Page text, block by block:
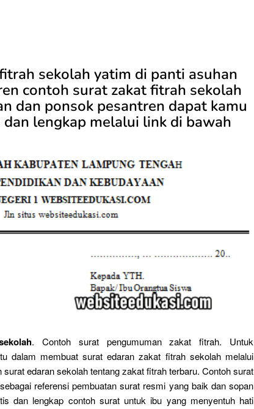
sekolah yatim di panti asuhan
contoh surat zakat fitrah sekolah
dan ponsok pesantren dapat kamu
lengkap melalui link di bawah
. Contoh surat pengumuman zakat fitrah. Untuk
dalam membuat surat edaran zakat fitrah sekolah melalui
edaran sekolah tentang zakat fitrah terbaru. Contoh surat
referensi pembuatan surat resmi yang baik dan sopan
dan lengkap contoh surat untuk ibu yang menyentuh hati